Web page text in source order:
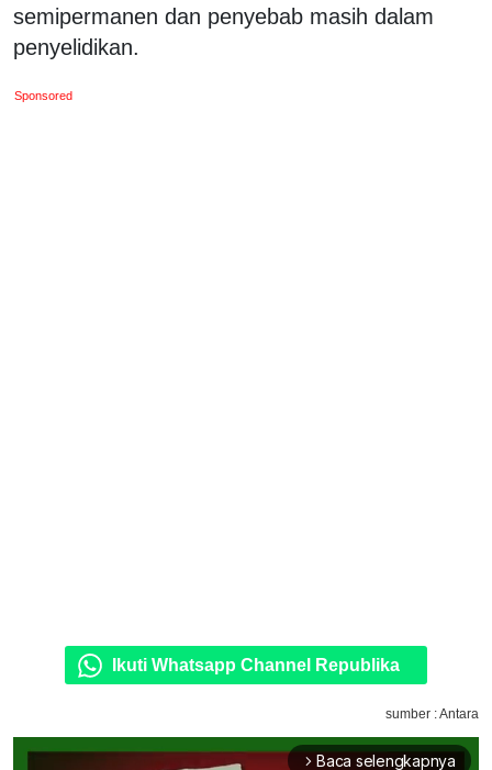
semipermanen dan penyebab masih dalam
penyelidikan.
Sponsored
Ikuti Whatsapp Channel Republika
sumber : Antara
arrow_forward_ios Baca selengkapnya